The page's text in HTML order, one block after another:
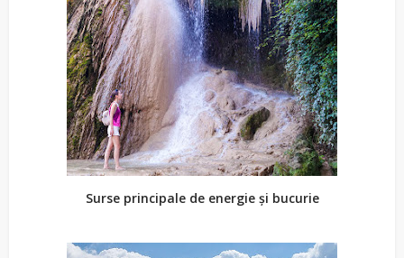
Surse principale de energie și bucurie